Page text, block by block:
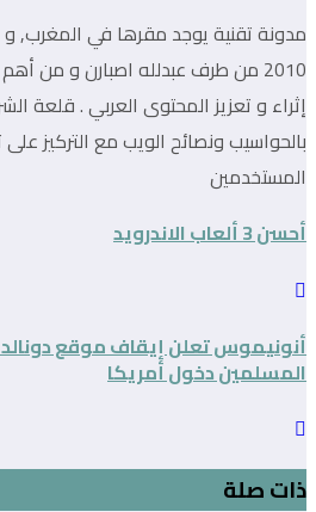
مدونة تقنية يوجد مقرها في المغرب,
2010 من طرف عبدلله اصبارن و
إثراء و تعزيز المحتوى العربي . قلعة
بالحواسيب ونصائح الويب مع التركيز
المستخدمين
أحسن 3 ألعاب الاندرويد
أنونيموس تعلن إيقاف موقع
المسلمين دخول أمريكا
ذات صلة